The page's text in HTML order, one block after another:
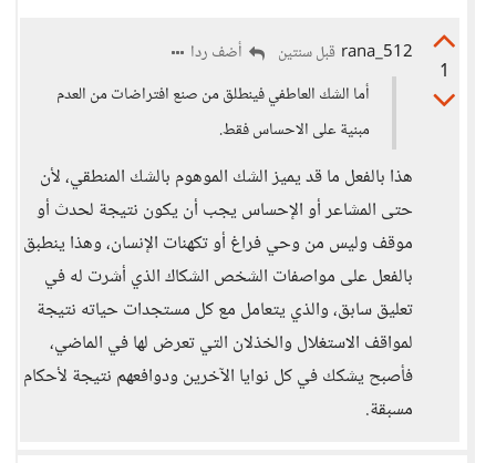
1
rana_512 قبل سنتين
أضف ردا
أما الشك العاطفي فينطلق من صنع افتراضات من العدم
مبنية على الاحساس فقط.
هذا بالفعل ما قد يميز الشك الموهوم بالشك المنطقي، لأن
حتى المشاعر أو الإحساس يجب أن يكون نتيجة لحدث أو
موقف وليس من وحي فراغ أو تكهنات الإنسان، وهذا ينطبق
بالفعل على مواصفات الشخص الشكاك الذي أشرت له في
تعليق سابق، والذي يتعامل مع كل مستجدات حياته نتيجة
لمواقف الاستغلال والخذلان التي تعرض لها في الماضي،
فأصبح يشكك في كل نوايا الآخرين ودوافعهم نتيجة لأحكام
مسبقة.